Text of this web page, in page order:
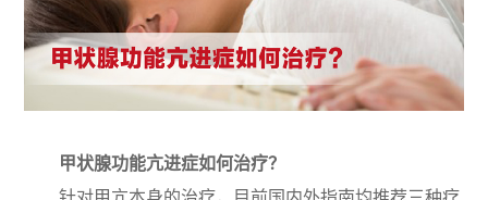
甲状腺功能亢进症如何治疗？